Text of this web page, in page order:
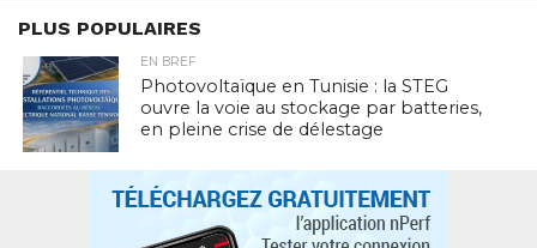
PLUS POPULAIRES
EN BREF
Photovoltaïque en Tunisie : la STEG
ouvre la voie au stockage par batteries,
en pleine crise de délestage